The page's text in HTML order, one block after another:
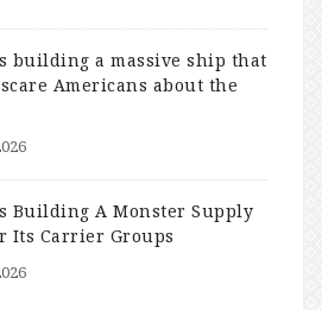
building a massive ship that
Americans about the
Building A Monster Supply
Its Carrier Groups